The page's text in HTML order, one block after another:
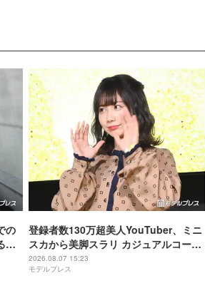
の
」
登録者数130万超美人YouTuber、ミニ
スカから美脚スラリ カジュアルコーデ
披露に反響「何頭身？」「スタイル良
すぎて見惚れる」
2026.08.07 15:23
モデルプレス